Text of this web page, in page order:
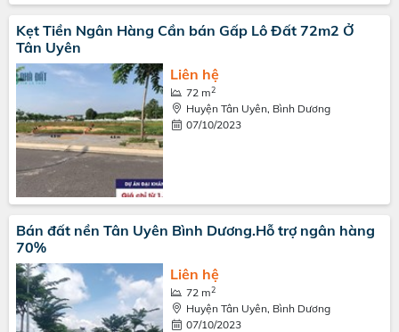
Kẹt Tiền Ngân Hàng Cần bán Gấp Lô Đất 72m2 Ở
Tân Uyên
Liên hệ
72 m2
Huyện Tân Uyên, Bình Dương
07/10/2023
Bán đất nền Tân Uyên Bình Dương.Hỗ trợ ngân hàng
70%
Liên hệ
72 m2
Huyện Tân Uyên, Bình Dương
07/10/2023